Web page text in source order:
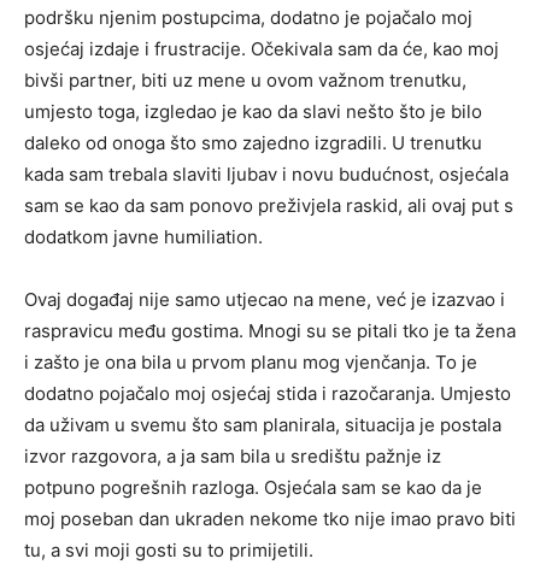
podršku njenim postupcima, dodatno je pojačalo moj
osjećaj izdaje i frustracije. Očekivala sam da će, kao moj
bivši partner, biti uz mene u ovom važnom trenutku,
umjesto toga, izgledao je kao da slavi nešto što je bilo
daleko od onoga što smo zajedno izgradili. U trenutku
kada sam trebala slaviti ljubav i novu budućnost, osjećala
sam se kao da sam ponovo preživjela raskid, ali ovaj put s
dodatkom javne humiliation.
Ovaj događaj nije samo utjecao na mene, već je izazvao i
raspravicu među gostima. Mnogi su se pitali tko je ta žena
i zašto je ona bila u prvom planu mog vjenčanja. To je
dodatno pojačalo moj osjećaj stida i razočaranja. Umjesto
da uživam u svemu što sam planirala, situacija je postala
izvor razgovora, a ja sam bila u središtu pažnje iz
potpuno pogrešnih razloga. Osjećala sam se kao da je
moj poseban dan ukraden nekome tko nije imao pravo biti
tu, a svi moji gosti su to primijetili.